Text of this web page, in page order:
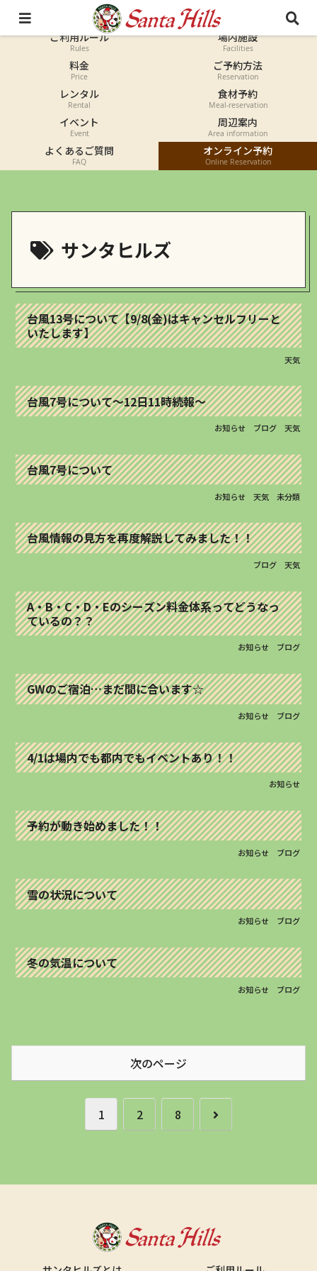
オートキャンプ
Auto-camp
ご利用ルール
Rules
場内施設
Facilities
料金
Price
ご予約方法
Reservation
レンタル
Rental
食材予約
Meal-reservation
イベント
Event
周辺案内
Area information
よくあるご質問
FAQ
オンライン予約
Online Reservation
サンタヒルズ
台風13号について【9/8(金)はキャンセルフリーと
いたします】
天気
台風7号について～12日11時続報～
お知らせ ブログ 天気
台風7号について
お知らせ 天気 未分類
台風情報の見方を再度解説してみました！！
ブログ 天気
A・B・C・D・Eのシーズン料金体系ってどうなっ
ているの？？
お知らせ ブログ
GWのご宿泊…まだ間に合います☆
お知らせ ブログ
4/1は場内でも都内でもイベントあり！！
お知らせ
予約が動き始めました！！
お知らせ ブログ
雪の状況について
お知らせ ブログ
冬の気温について
お知らせ ブログ
次のページ
1 2 8
次